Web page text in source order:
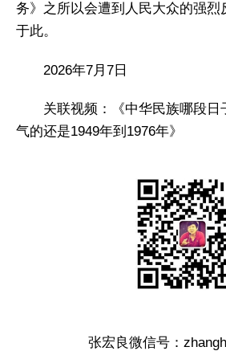
务》之所以会遭到人民大众的强烈
于此。
2026年7月7日
关联视频：《中华民族哪段日
气的还是1949年到1976年》
张宏良微信号：